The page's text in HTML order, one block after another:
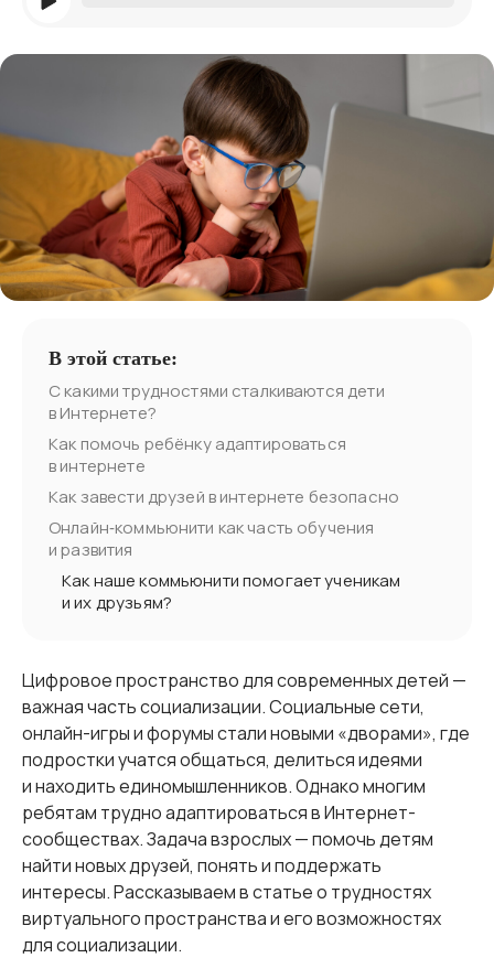
В этой статье:
С какими трудностями сталкиваются дети
в Интернете?
Как помочь ребёнку адаптироваться
в интернете
Как завести друзей в интернете безопасно
Онлайн‑коммьюнити как часть обучения
и развития
Как наше коммьюнити помогает ученикам
и их друзьям?
Цифровое пространство для современных детей —
важная часть социализации. Социальные сети,
онлайн-игры и форумы стали новыми «дворами», где
подростки учатся общаться, делиться идеями
и находить единомышленников. Однако многим
ребятам трудно адаптироваться в Интернет-
сообществах. Задача взрослых — помочь детям
найти новых друзей, понять и поддержать
интересы. Рассказываем в статье о трудностях
виртуального пространства и его возможностях
для социализации.